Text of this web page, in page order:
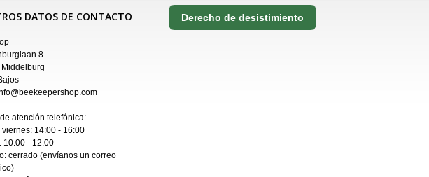
DATOS DE CONTACTO
8
atención telefónica:
viernes: 14:00 - 16:00
10:00 - 12:00
cerrado (envíanos un correo
)
Derecho de desistimiento